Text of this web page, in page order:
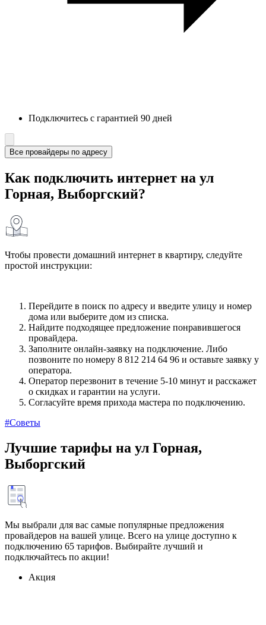
Подключитесь с гарантией 90 дней
Все провайдеры по адресу
Как подключить интернет на ул
Горная, Выборгский?
Чтобы провести домашний интернет в квартиру, следуйте
простой инструкции:
Перейдите в поиск по адресу и введите улицу и номер
дома или выберите дом из списка.
Найдите подходящее предложение понравившегося
провайдера.
Заполните онлайн-заявку на подключение. Либо
позвоните по номеру 8 812 214 64 96 и оставьте заявку у
оператора.
Оператор перезвонит в течение 5-10 минут и расскажет
о скидках и гарантии на услуги.
Согласуйте время прихода мастера по подключению.
#Советы
Лучшие тарифы на ул Горная,
Выборгский
Мы выбрали для вас самые популярные предложения
провайдеров на вашей улице. Всего на улице доступно к
подключению 65 тарифов. Выбирайте лучший и
подключайтесь по акции!
Акция